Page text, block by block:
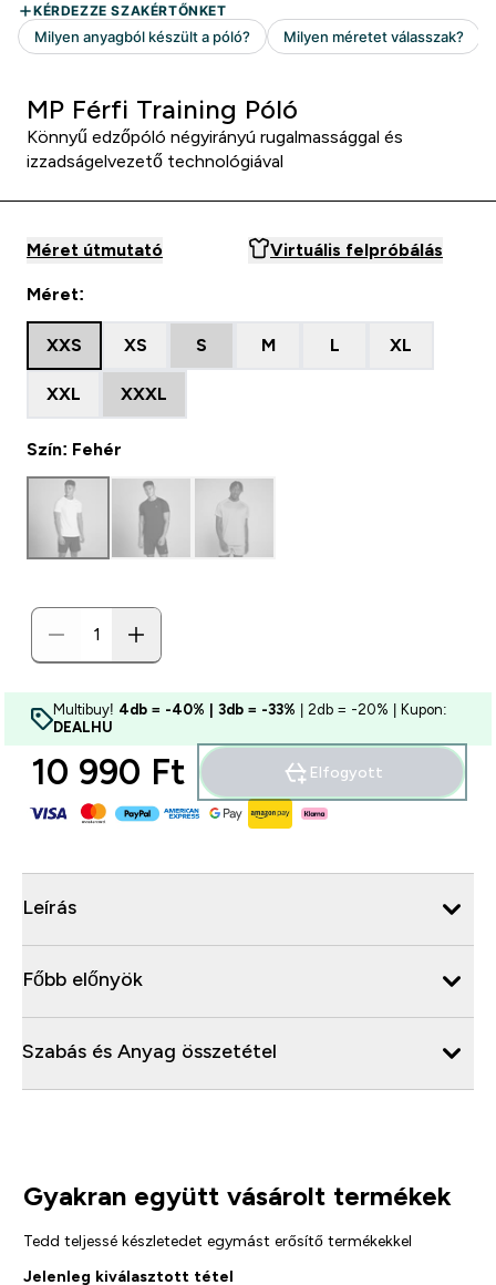
MP Férfi Training Póló
Könnyű edzőpóló négyirányú rugalmassággal és
izzadságelvezető technológiával
Méret útmutató Virtuális felpróbálás
Méret:
XXS XS S M L XL
XXL XXXL
Szín: Fehér
Multibuy! 4db = -40% | 3db = -33% | 2db = -20% | Kupon:
DEALHU
10 990 Ft‎ Elfogyott
Leírás
Főbb előnyök
Szabás és Anyag összetétel
Gyakran együtt vásárolt termékek
Tedd teljessé készletedet egymást erősítő termékekkel
Jelenleg kiválasztott tétel